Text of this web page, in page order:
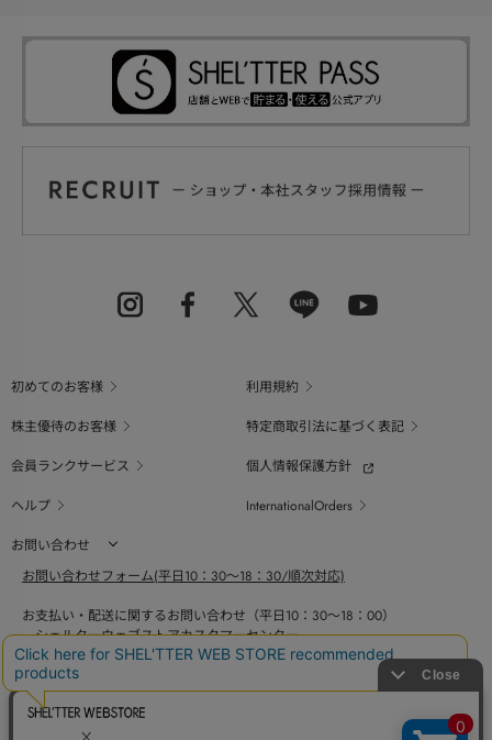
初めてのお客様
利用規約
株主優待のお客様
特定商取引法に基づく表記
会員ランクサービス
個人情報保護方針
ヘルプ
InternationalOrders
お問い合わせ
お問い合わせフォーム(平日10：30～18：30/順次対応)
お支払い・配送に関するお問い合わせ（平日10：30～18：00）
シェルターウェブストアカスタマーセンター
0800-123-6820
商品の素材、サイズ、仕様等に関するお問い合せ（平日10：30～18：00）
バロックジャパンリミテッドコールセンター
03-6730-9191